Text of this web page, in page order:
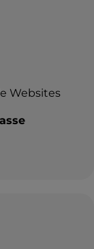
Websites